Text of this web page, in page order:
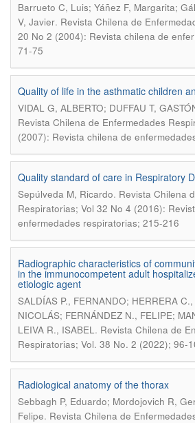
Barrueto C, Luis; Yáñez F, Margarita;
V, Javier. Revista Chilena de
20 No 2 (2004): Revista chilena de
71-75
Quality of life in the asthmatic children
VIDAL G, ALBERTO; DUFFAU T,
Revista Chilena de Enfermedades
(2007): Revista chilena de
Quality standard of care in Respiratory
Sepúlveda M, Ricardo. Revista Chilena
Respiratorias; Vol 32 No 4 (2016):
enfermedades respiratorias; 215-216
Radiographic characteristics of
in the immunocompetent adult
etiologic agent
SALDÍAS P., FERNANDO; HERRERA
NICOLÁS; FERNÁNDEZ N., FELIPE;
LEIVA R., ISABEL. Revista Chilena de
Respiratorias; Vol. 38 No. 2 (2022); 96-
Radiological anatomy of the thorax
Sebbagh P, Eduardo; Mordojovich R,
Felipe. Revista Chilena de